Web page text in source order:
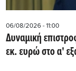
06/08/2026 - 11:00
Δυναμική
εκ. ευρώ στο α'